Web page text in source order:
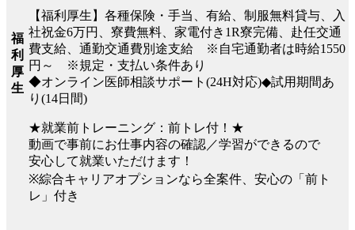
福
利
厚
生
【福利厚生】各種保険・手当、有給、制服無料貸与、入
社祝金6万円、寮費無料、家電付き1R寮完備、赴任交通
費支給、通勤交通費別途支給 ※自宅通勤者は時給1550
円～ ※規定・支払い条件あり
◆オンライン医師相談サポート(24H対応)◆試用期間あ
り(14日間)
★就業前トレーニング：前トレ付！★
動画で事前にお仕事内容の確認／学習ができるので
安心して就業いただけます！
※綜合キャリアオプションなら全案件、安心の「前ト
レ」付き